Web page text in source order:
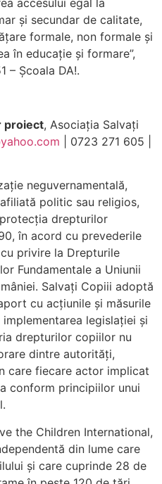
accesului egal la
și secundar de calitate,
formale, non formale și
în educație și formare”,
– Școala DA!.
proiect, Asociația Salvați
| 0723 271 605 |
neguvernamentală,
politic sau religios,
drepturilor
în acord cu prevederile
privire la Drepturile
Fundamentale a Uniunii
Salvați Copiii adoptă
cu acțiunile și măsurile
legislaţiei şi
drepturilor copiilor nu
dintre autorităţi,
care fiecare actor implicat
conform principiilor unui
the Children International,
din lume care
şi care cuprinde 28 de